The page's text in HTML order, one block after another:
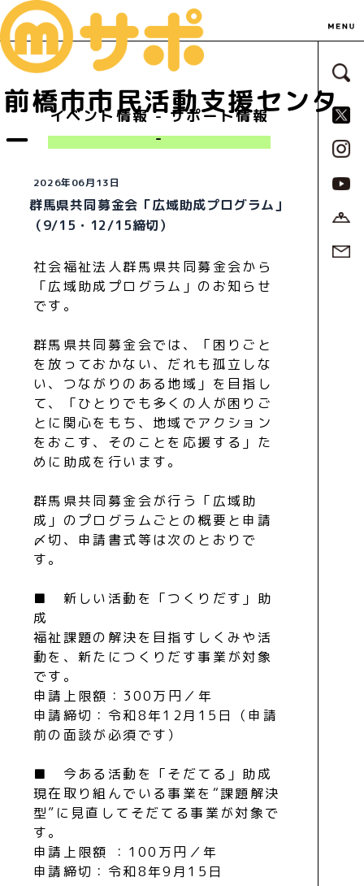
前橋市市民活動支援センタ
ー
サ
イベント情報 - サポート情報
-
2026年06月13日
群馬県共同募金会「広域助成プログラム」
（9/15・12/15締切）
社会福祉法人群馬県共同募金会から
「広域助成プログラム」のお知らせ
です。
群馬県共同募金会では、「困りごと
を放っておかない、だれも孤立しな
い、つながりのある地域」を目指し
て、「ひとりでも多くの人が困りご
とに関心をもち、地域でアクション
をおこす、そのことを応援する」た
めに助成を行います。
群馬県共同募金会が行う「広域助
成」のプログラムごとの概要と申請
〆切、申請書式等は次のとおりで
す。
■ 新しい活動を「つくりだす」助
成
福祉課題の解決を目指すしくみや活
動を、新たにつくりだす事業が対象
です。
申請上限額：300万円／年
申請締切：令和8年12月15日（申請
前の面談が必須です）
■ 今ある活動を「そだてる」助成
現在取り組んでいる事業を“課題解決
型”に見直してそだてる事業が対象で
す。
申請上限額 ：100万円／年
申請締切：令和8年9月15日